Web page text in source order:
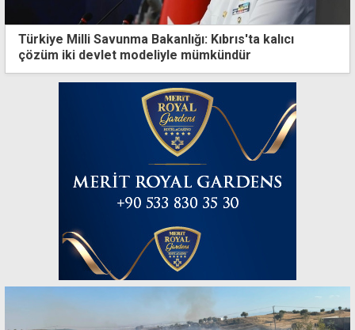
Türkiye Milli Savunma Bakanlığı: Kıbrıs'ta kalıcı
çözüm iki devlet modeliyle mümkündür